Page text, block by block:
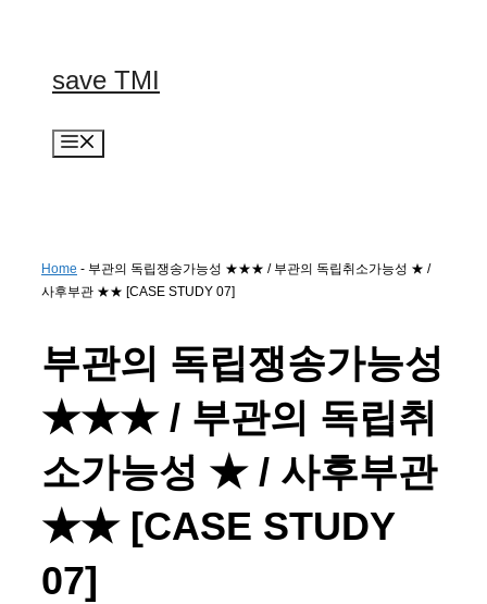
save TMI
Home - 부관의 독립쟁송가능성 ★★★ / 부관의 독립취소가능성 ★ /
사후부관 ★★ [CASE STUDY 07]
부관의 독립쟁송가능성
★★★ / 부관의 독립취
소가능성 ★ / 사후부관
★★ [CASE STUDY
07]